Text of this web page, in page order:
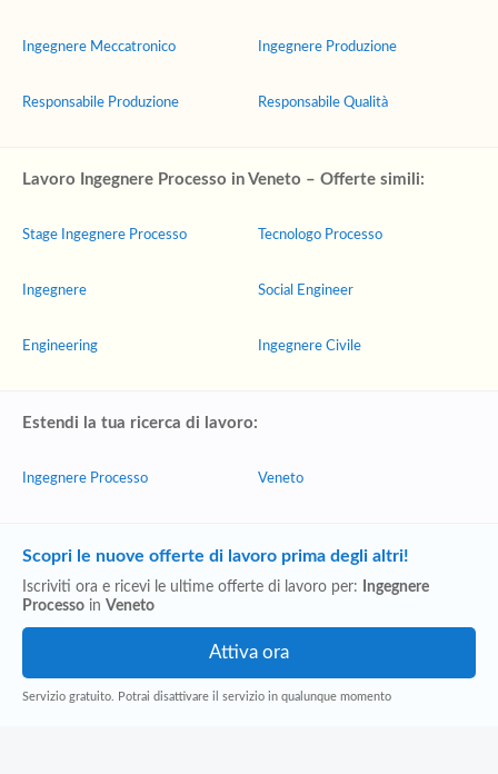
Ingegnere Meccatronico
Responsabile Produzione
Ingegnere Produzione
Responsabile Qualità
Lavoro Ingegnere Processo in Veneto – Offerte simili:
Stage Ingegnere Processo
Ingegnere
Engineering
Tecnologo Processo
Social Engineer
Ingegnere Civile
Estendi la tua ricerca di lavoro:
Ingegnere Processo Veneto
Scopri le nuove offerte di lavoro prima degli altri!
Iscriviti ora e ricevi le ultime offerte di lavoro per:
Ingegnere
Processo in Veneto
Servizio gratuito. Potrai disattivare il servizio in qualunque momento